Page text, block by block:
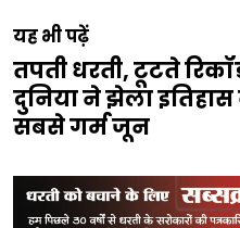
यह भी पढ़ें
तपती धरती, टूटते
दुनिया ने झेला इतिहास
सबसे गर्म जून